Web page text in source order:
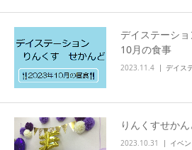
デイステーシ
10月の食事
2023.11.4 デイス
りんくすせか
2023.10.31 イベ